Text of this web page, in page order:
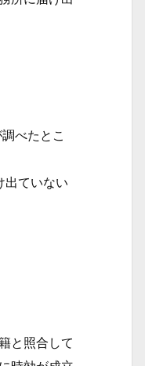
べたとこ
出ていない
と照合して